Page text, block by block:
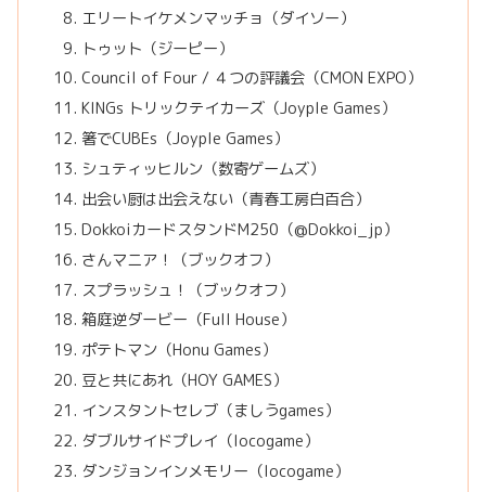
エリートイケメンマッチョ（ダイソー）
トゥット（ジーピー）
Council of Four / ４つの評議会（CMON EXPO）
KINGs トリックテイカーズ（Joyple Games）
箸でCUBEs（Joyple Games）
シュティッヒルン（数寄ゲームズ）
出会い厨は出会えない（青春工房白百合）
DokkoiカードスタンドM250（@Dokkoi_jp）
さんマニア！（ブックオフ）
スプラッシュ！（ブックオフ）
箱庭逆ダービー（Full House）
ポテトマン（Honu Games）
豆と共にあれ（HOY GAMES）
インスタントセレブ（ましうgames）
ダブルサイドプレイ（locogame）
ダンジョンインメモリー（locogame）